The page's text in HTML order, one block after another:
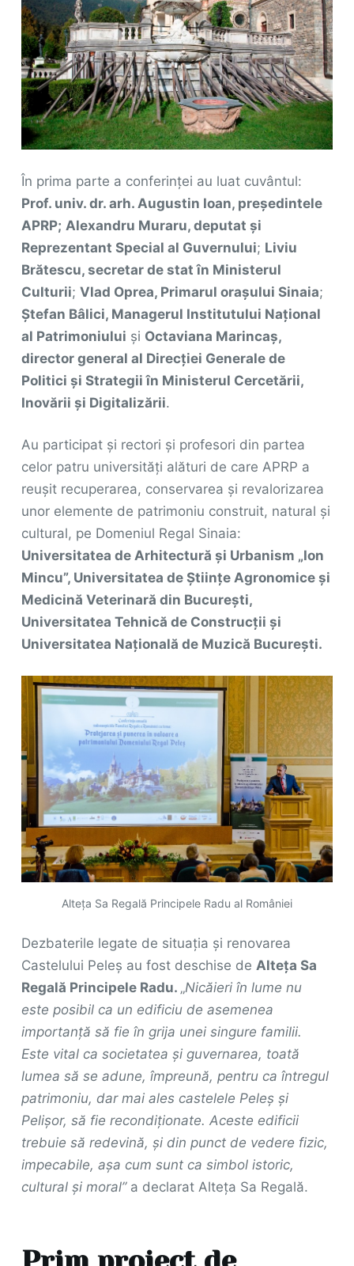
În prima parte a conferinței au luat cuvântul:
Prof. univ. dr. arh. Augustin Ioan, președintele
APRP; Alexandru Muraru, deputat și
Reprezentant Special al Guvernului; Liviu
Brătescu, secretar de stat în Ministerul
Culturii; Vlad Oprea, Primarul orașului Sinaia;
Ștefan Bâlici, Managerul Institutului Național
al Patrimoniului și Octaviana Marincaș,
director general al Direcției Generale de
Politici și Strategii în Ministerul Cercetării,
Inovării și Digitalizării.
Au participat și rectori și profesori din partea
celor patru universități alături de care APRP a
reușit recuperarea, conservarea și revalorizarea
unor elemente de patrimoniu construit, natural și
cultural, pe Domeniul Regal Sinaia:
Universitatea de Arhitectură și Urbanism „Ion
Mincu”, Universitatea de Științe Agronomice și
Medicină Veterinară din București,
Universitatea Tehnică de Construcții și
Universitatea Națională de Muzică București.
Alteța Sa Regală Principele Radu al României
Dezbaterile legate de situația și renovarea
Castelului Peleș au fost deschise de Alteța Sa
Regală Principele Radu. „Nicăieri în lume nu
este posibil ca un edificiu de asemenea
importanță să fie în grija unei singure familii.
Este vital ca societatea și guvernarea, toată
lumea să se adune, împreună, pentru ca întregul
patrimoniu, dar mai ales castelele Peleș și
Pelișor, să fie recondiționate. Aceste edificii
trebuie să redevină, și din punct de vedere fizic,
impecabile, așa cum sunt ca simbol istoric,
cultural și moral”a declarat Alteța Sa Regală.